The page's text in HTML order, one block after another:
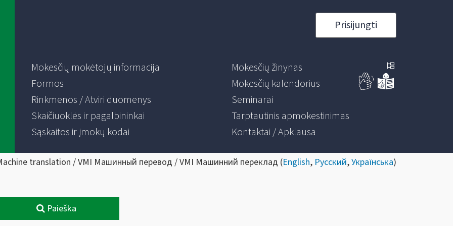
Prisijungti
Mokesčių mokėtojų informacija
Formos
Rinkmenos / Atviri duomenys
Skaičiuoklės ir pagalbininkai
Sąskaitos ir įmokų kodai
Mokesčių žinynas
Mokesčių kalendorius
Seminarai
Tarptautinis apmokestinimas
Kontaktai / Apklausa
translation / VMI Машинный перевод / VMI Машинний переклад (English, Русский,Українська)
Paieška